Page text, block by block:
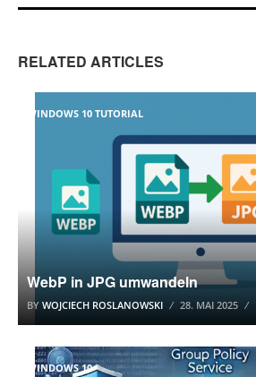
RELATED ARTICLES
WINDOWS 10 TUTORIAL
WebP in JPG umwandeln
BY WOJCIECH ROSLANOWSKI 28. MAI 2025
WINDOWS 10